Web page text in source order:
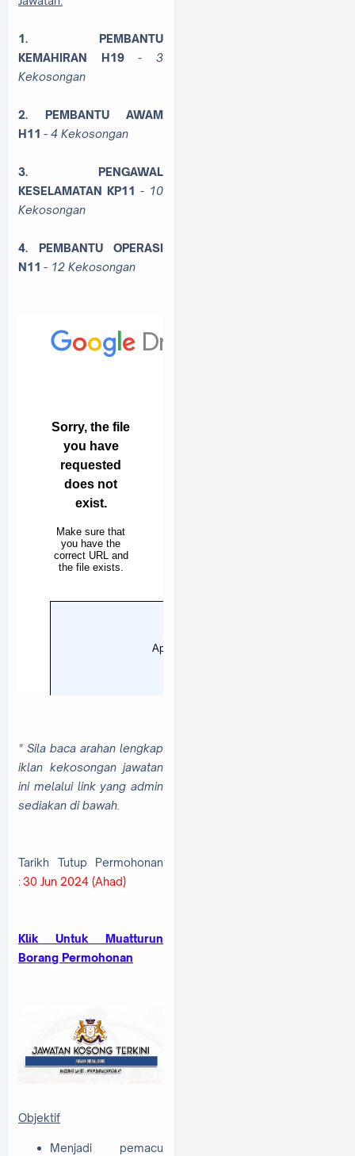
1. PEMBANTU
KEMAHIRAN H19
- 3
Kekosongan
2. PEMBANTU AWAM
H11 - 4 Kekosongan
3. PENGAWAL
KESELAMATAN KP11 - 10
Kekosongan
4. PEMBANTU OPERASI
N11 - 12 Kekosongan
* Sila baca arahan lengkap
iklan kekosongan jawatan
ini melalui link yang admin
sediakan di bawah.
Tarikh Tutup Permohonan
:30 Jun 2024 (Ahad)
Klik Untuk Muatturun
Borang Permohonan
Objektif
Menjadi pemacu